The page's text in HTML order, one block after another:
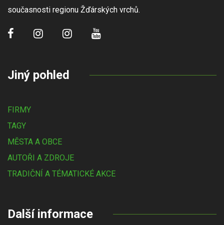
současnosti regionu Žďárských vrchů.
Jiný pohled
FIRMY
TAGY
MĚSTA A OBCE
AUTOŘI A ZDROJE
TRADIČNÍ A TÉMATICKÉ AKCE
Další informace